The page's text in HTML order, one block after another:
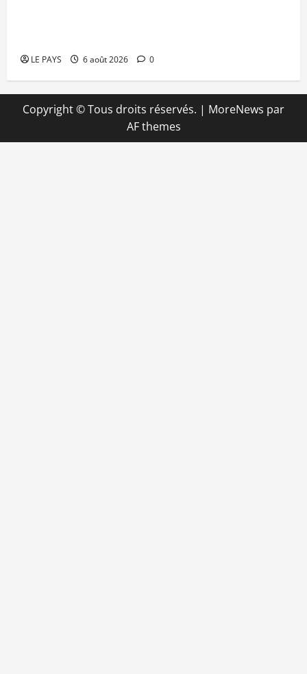
LE PAYS 6 août 2026 0
Copyright © Tous droits réservés. | MoreNews par
AF themes